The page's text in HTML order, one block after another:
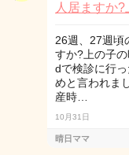
人居ますか
26週、27週頃
すか?上の子
dで検診に行
めと言われま
産時…
10月31日
晴日ママ